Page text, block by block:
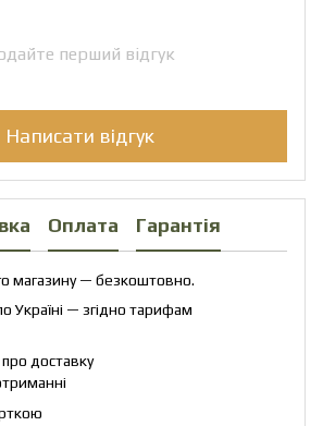
перший відгук
Написати відгук
Оплата Гарантія
магазину — безкоштовно.
Україні — згідно тарифам
доставку